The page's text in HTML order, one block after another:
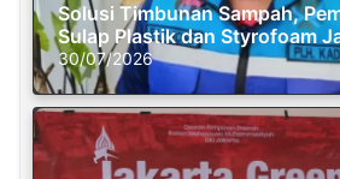
Solusi Timbunan Sampah,
Sulap Plastik dan Styrofoam
30/07/2026